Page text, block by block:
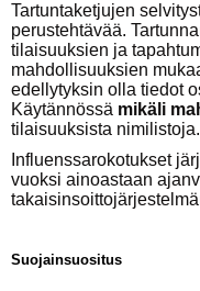
Tartuntaketjujen
perustehtävää.
tilaisuuksien ja
mahdollisuuksien
edellytyksin olla tiedot
Käytännössä mikäli
tilaisuuksista nimilistoja.
Influenssarokotukset
vuoksi ainoastaan
Suojainsuositus